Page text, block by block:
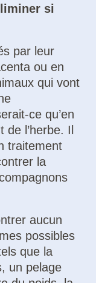
si
par leur
ou en
qui vont
ce qu’en
l’herbe. Il
traitement
la
aucun
possibles
que la
un pelage